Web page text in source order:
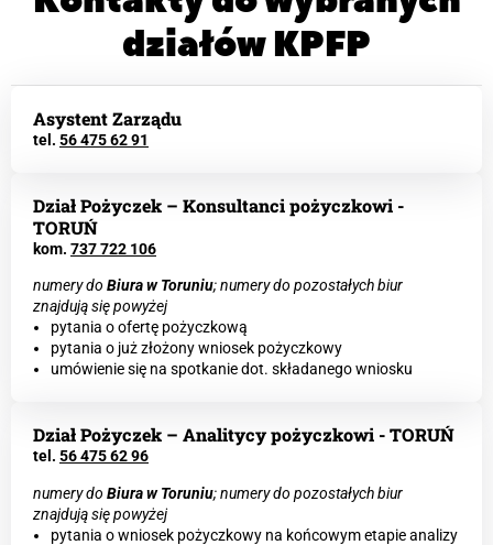
działów KPFP
Asystent Zarządu
tel. 56 475 62 91
Dział Pożyczek – Konsultanci pożyczkowi -
TORUŃ
kom. 737 722 106
numery do Biura w Toruniu; numery do pozostałych biur
znajdują się powyżej
pytania o ofertę pożyczkową
pytania o już złożony wniosek pożyczkowy
umówienie się na spotkanie dot. składanego wniosku
Dział Pożyczek – Analitycy pożyczkowi - TORUŃ
tel. 56 475 62 96
numery do Biura w Toruniu; numery do pozostałych biur
znajdują się powyżej
pytania o wniosek pożyczkowy na końcowym etapie analizy